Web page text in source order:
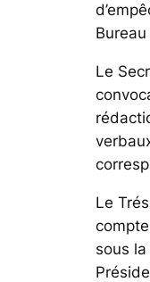
Le
Le
sous